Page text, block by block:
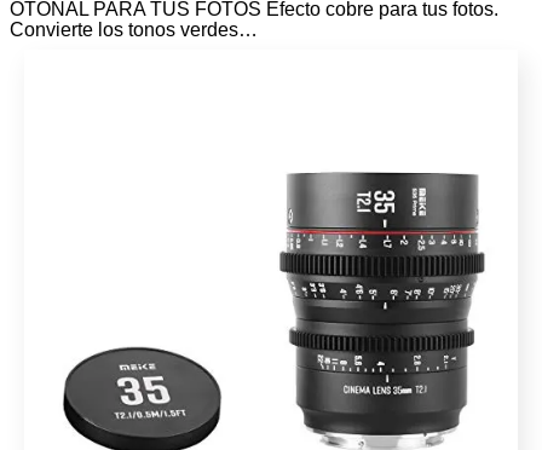
OTOÑAL PARA TUS FOTOS Efecto cobre para tus fotos.
Convierte los tonos verdes…